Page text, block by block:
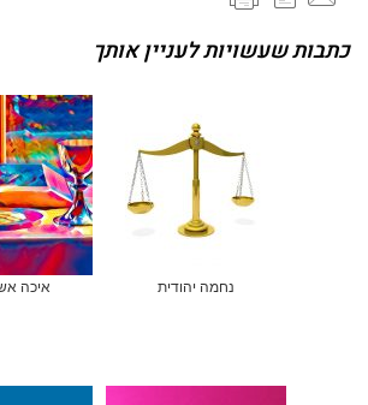
כתבות שעשויות לעניין אותך
נחמה יהודית איכה